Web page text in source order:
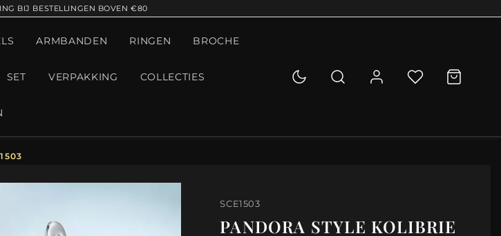
BIJ BESTELLINGEN BOVEN €80
ARMBANDEN RINGEN BROCHE
SET VERPAKKING COLLECTIES
SCE1503
PANDORA STYLE KOLIBRIE